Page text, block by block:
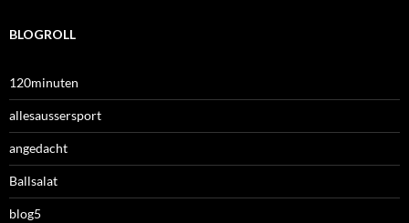
BLOGROLL
120minuten
allesaussersport
angedacht
Ballsalat
blog5